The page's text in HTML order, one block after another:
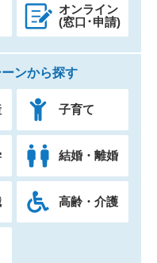
オンライン
(窓口･申請)
ンから探す
子育て
結婚・離婚
高齢・介護